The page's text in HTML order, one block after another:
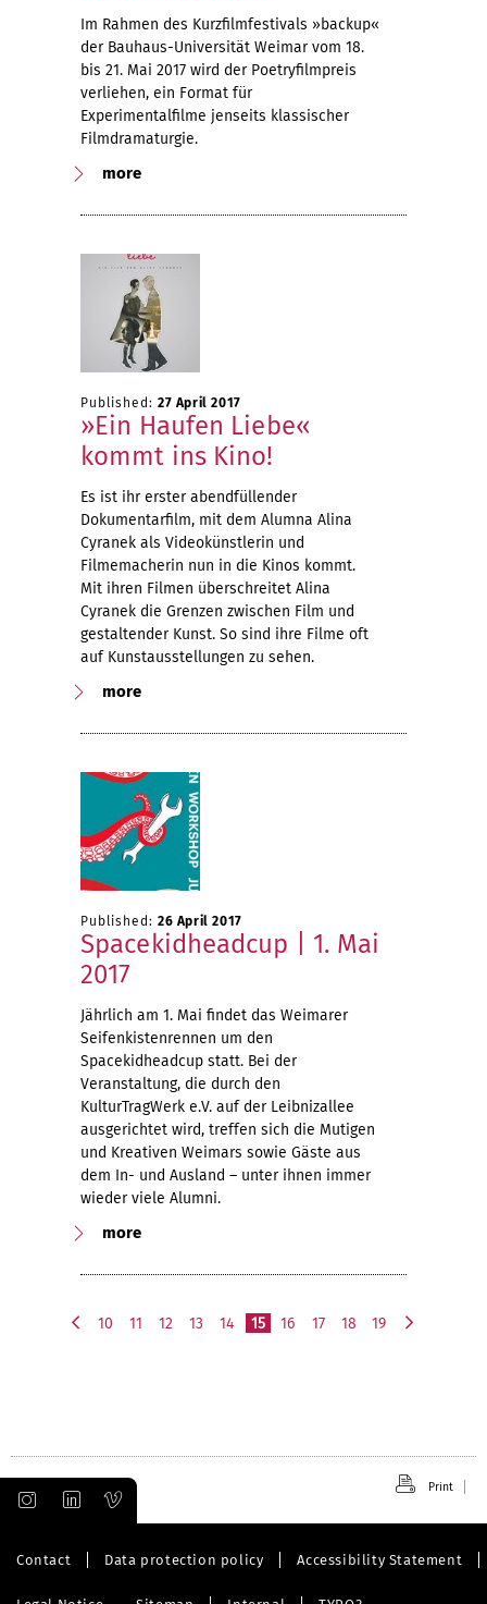
Im Rahmen des Kurzfilmfestivals »backup«
der Bauhaus-Universität Weimar vom 18.
bis 21. Mai 2017 wird der Poetryfilmpreis
verliehen, ein Format für
Experimentalfilme jenseits klassischer
Filmdramaturgie.
more
Published: 27 April 2017
»Ein Haufen Liebe«
kommt ins Kino!
Es ist ihr erster abendfüllender
Dokumentarfilm, mit dem Alumna Alina
Cyranek als Videokünstlerin und
Filmemacherin nun in die Kinos kommt.
Mit ihren Filmen überschreitet Alina
Cyranek die Grenzen zwischen Film und
gestaltender Kunst. So sind ihre Filme oft
auf Kunstausstellungen zu sehen.
more
Published: 26 April 2017
Spacekidheadcup | 1. Mai
2017
Jährlich am 1. Mai findet das Weimarer
Seifenkistenrennen um den
Spacekidheadcup statt. Bei der
Veranstaltung, die durch den
KulturTragWerk e.V. auf der Leibnizallee
ausgerichtet wird, treffen sich die Mutigen
und Kreativen Weimars sowie Gäste aus
dem In- und Ausland – unter ihnen immer
wieder viele Alumni.
more
s
10 11 12 13 14 15 16 17 18
19
Print
Contact Data protection policy Accessibility Statement